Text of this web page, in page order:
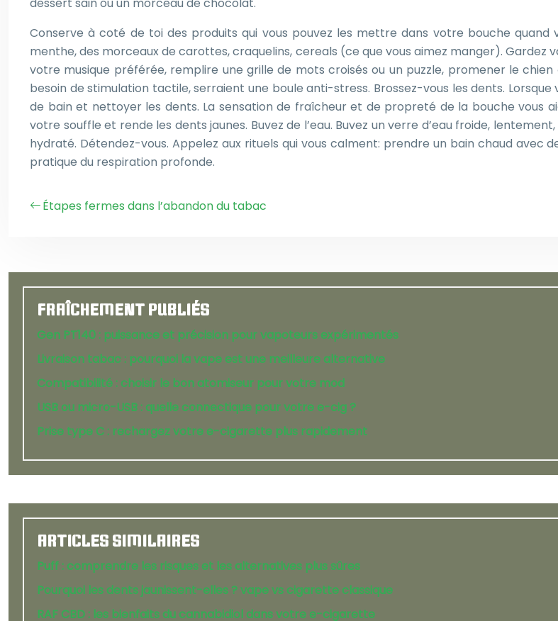
Conserve à coté de toi des produits qui vous pouvez les mettre dans votre bouche quand
menthe, des morceaux de carottes, craquelins, cereals (ce que vous aimez manger).
votre musique préférée, remplire une grille de mots croisés ou un puzzle, promener le
besoin de stimulation tactile, serraient une boule anti-stress. Brossez-vous les dents.
de bain et nettoyer les dents. La sensation de fraîcheur et de propreté de la bouche vous
votre souffle et rende les dents jaunes. Buvez de l’eau. Buvez un verre d’eau froide,
hydraté. Détendez-vous. Appelez aux rituels qui vous calment: prendre un bain chaud avec
pratique du respiration profonde.
Étapes fermes dans l’abandon du tabac
FRAÎCHEMENT PUBLIÉS
Gen PT140 : puissance et précision pour vapoteurs expérimentés
Livraison tabac : pourquoi la vape est une meilleure alternative
Compatibilité : choisir le bon atomiseur pour votre mod
USB ou micro-USB : quelle connectique pour votre e-cig ?
Prise type C : rechargez votre e-cigarette plus rapidement
ARTICLES SIMILAIRES
Puff : comprendre les risques et les alternatives plus sûres
Pourquoi les dents jaunissent-elles ? vape vs cigarette classique
RAF CBD : les bienfaits du cannabidiol dans votre e-cigarette